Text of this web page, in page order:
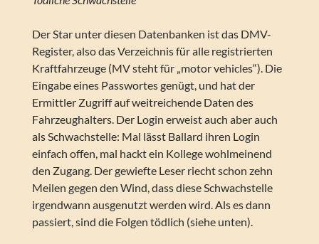
Der Star unter diesen Datenbanken ist das DMV-
Register, also das Verzeichnis für alle registrierten
Kraftfahrzeuge (MV steht für „motor vehicles“). Die
Eingabe eines Passwortes genügt, und hat der
Ermittler Zugriff auf weitreichende Daten des
Fahrzeughalters. Der Login erweist auch aber auch
als Schwachstelle: Mal lässt Ballard ihren Login
einfach offen, mal hackt ein Kollege wohlmeinend
den Zugang. Der gewiefte Leser riecht schon zehn
Meilen gegen den Wind, dass diese Schwachstelle
irgendwann ausgenutzt werden wird. Als es dann
passiert, sind die Folgen tödlich (siehe unten).